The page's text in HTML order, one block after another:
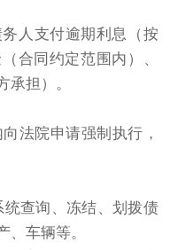
人支付逾期利息（按
合同约定范围内）、
承担）。
法院申请强制执行，
统查询、冻结、划拨债
、车辆等。